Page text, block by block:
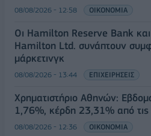
08/08/2026 - 12:58 ΟΙΚΟΝΟΜΙΑ
Οι Hamilton Reserve Bank
Hamilton Ltd. συνάπτουν
μάρκετινγκ
08/08/2026 - 13:44 ΕΠΙΧΕΙΡΗΣΕΙΣ
Χρηματιστήριο Αθηνών:
1,76%, κέρδη 23,31% από τις
08/08/2026 - 12:36 ΟΙΚΟΝΟΜΙΑ